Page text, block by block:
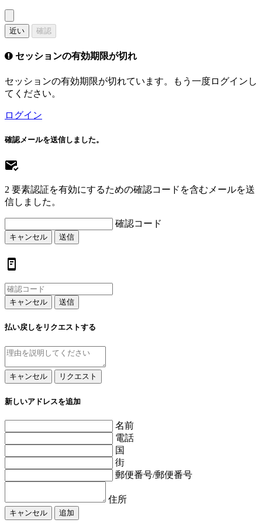
近い 確認
セッションの有効期限が切れ
セッションの有効期限が切れています。もう一度ログインし
てください。
ログイン
確認メールを送信しました。
2 要素認証を有効にするための確認コードを含むメールを送
信しました。
確認コード
キャンセル 送信
キャンセル 送信
払い戻しをリクエストする
キャンセル リクエスト
新しいアドレスを追加
名前
電話
国
街
郵便番号/郵便番号
住所
キャンセル 追加